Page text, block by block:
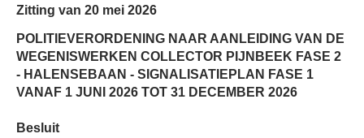
Zitting van 20 mei 2026
POLITIEVERORDENING NAAR AANLEIDING VAN DE
WEGENISWERKEN COLLECTOR PIJNBEEK FASE 2
- HALENSEBAAN - SIGNALISATIEPLAN FASE 1
VANAF 1 JUNI 2026 TOT 31 DECEMBER 2026
Besluit